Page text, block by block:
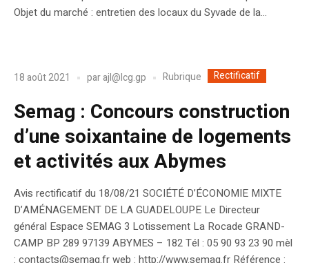
Objet du marché : entretien des locaux du Syvade de la...
18 août 2021 parajl@lcg.gp Rubrique Rectificatif
Semag : Concours construction
d’une soixantaine de logements
et activités aux Abymes
Avis rectificatif du 18/08/21 SOCIÉTÉ D’ÉCONOMIE MIXTE
D’AMÉNAGEMENT DE LA GUADELOUPE Le Directeur
général Espace SEMAG 3 Lotissement La Rocade GRAND-
CAMP BP 289 97139 ABYMES – 182 Tél : 05 90 93 23 90 mèl
: contacts@semag.fr web : http://www.semag.fr Référence :